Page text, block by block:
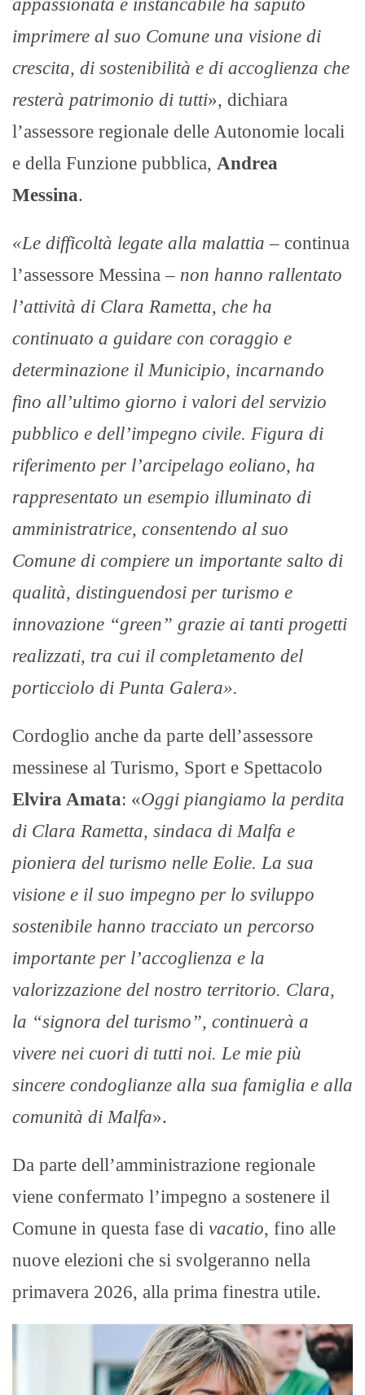
appassionata e instancabile ha saputo
imprimere al suo Comune una visione di
crescita, di sostenibilità e di accoglienza che
resterà patrimonio di tutti», dichiara
l’assessore regionale delle Autonomie locali
e della Funzione pubblica, Andrea
Messina.
«Le difficoltà legate alla malattia– continua
l’assessore Messina – non hanno rallentato
l’attività di Clara Rametta, che ha
continuato a guidare con coraggio e
determinazione il Municipio, incarnando
fino all’ultimo giorno i valori del servizio
pubblico e dell’impegno civile. Figura di
riferimento per l’arcipelago eoliano, ha
rappresentato un esempio illuminato di
amministratrice, consentendo al suo
Comune di compiere un importante salto di
qualità, distinguendosi per turismo e
innovazione “green” grazie ai tanti progetti
realizzati, tra cui il completamento del
porticciolo di Punta Galera».
Cordoglio anche da parte dell’assessore
messinese al Turismo, Sport e Spettacolo
Elvira Amata: «Oggi piangiamo la perdita
di Clara Rametta, sindaca di Malfa e
pioniera del turismo nelle Eolie. La sua
visione e il suo impegno per lo sviluppo
sostenibile hanno tracciato un percorso
importante per l’accoglienza e la
valorizzazione del nostro territorio. Clara,
la “signora del turismo”, continuerà a
vivere nei cuori di tutti noi. Le mie più
sincere condoglianze alla sua famiglia e alla
comunità di Malfa».
Da parte dell’amministrazione regionale
viene confermato l’impegno a sostenere il
Comune in questa fase di vacatio, fino alle
nuove elezioni che si svolgeranno nella
primavera 2026, alla prima finestra utile.